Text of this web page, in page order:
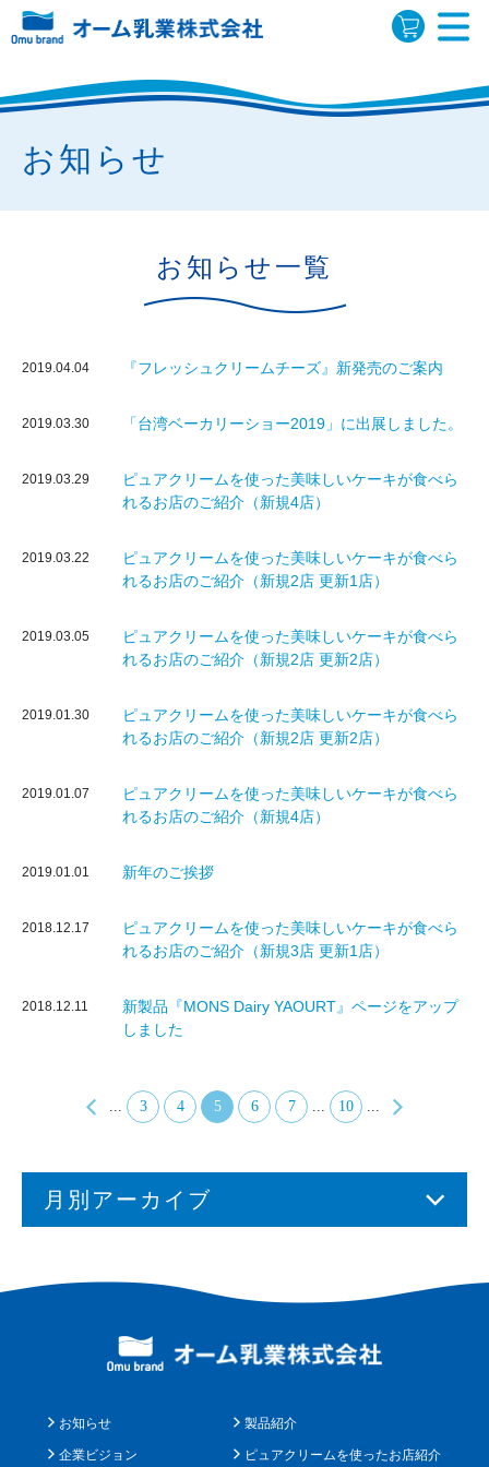
お知らせ
お知らせ一覧
2019.04.04 『フレッシュクリームチーズ』新発売のご案内
2019.03.30 「台湾ベーカリーショー2019」に出展しました。
2019.03.29
ピュアクリームを使った美味しいケーキが食べら
れるお店のご紹介（新規4店）
2019.03.22
ピュアクリームを使った美味しいケーキが食べら
れるお店のご紹介（新規2店 更新1店）
2019.03.05
ピュアクリームを使った美味しいケーキが食べら
れるお店のご紹介（新規2店 更新2店）
2019.01.30
ピュアクリームを使った美味しいケーキが食べら
れるお店のご紹介（新規2店 更新2店）
2019.01.07
ピュアクリームを使った美味しいケーキが食べら
れるお店のご紹介（新規4店）
2019.01.01 新年のご挨拶
2018.12.17
ピュアクリームを使った美味しいケーキが食べら
れるお店のご紹介（新規3店 更新1店）
2018.12.11
新製品『MONS Dairy YAOURT』ページをアップ
しました
... 3 4 5 6 7 ... 10 ...
月別アーカイブ
お知らせ
企業ビジョン
製品紹介
ピュアクリームを使ったお店紹介